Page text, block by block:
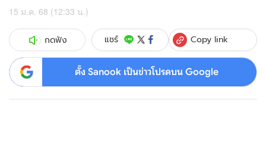
15 ม.ค. 68 (12:33 น.)
กดฟัง แชร์ Copy link
ตั้ง Sanook เป็นข่าวโปรดบน Google